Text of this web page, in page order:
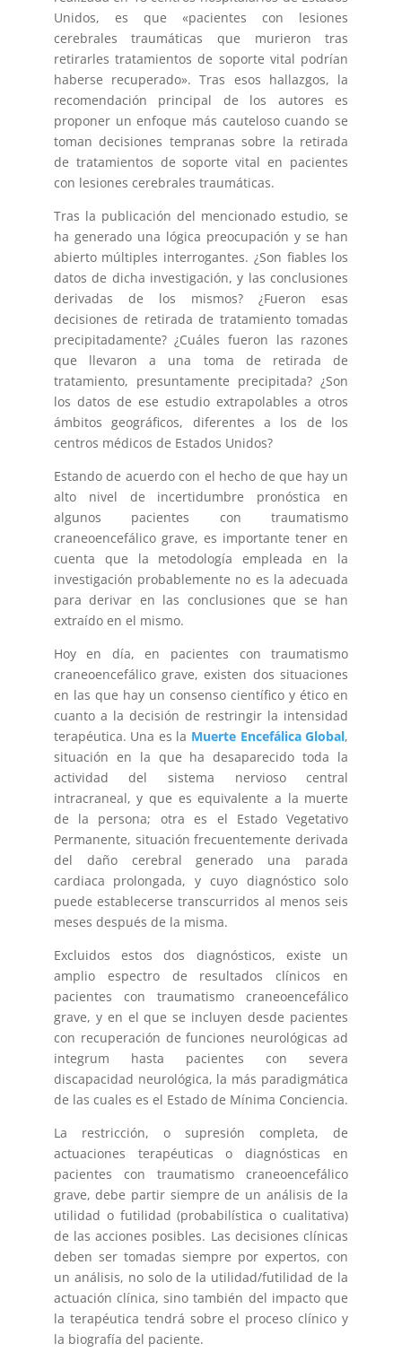
Unidos, es que «pacientes con lesiones
cerebrales traumáticas que murieron tras
retirarles tratamientos de soporte vital podrían
haberse recuperado». Tras esos hallazgos, la
recomendación principal de los autores es
proponer un enfoque más cauteloso cuando se
toman decisiones tempranas sobre la retirada
de tratamientos de soporte vital en pacientes
con lesiones cerebrales traumáticas.
Tras la publicación del mencionado estudio, se
ha generado una lógica preocupación y se han
abierto múltiples interrogantes. ¿Son fiables los
datos de dicha investigación, y las conclusiones
derivadas de los mismos? ¿Fueron esas
decisiones de retirada de tratamiento tomadas
precipitadamente? ¿Cuáles fueron las razones
que llevaron a una toma de retirada de
tratamiento, presuntamente precipitada? ¿Son
los datos de ese estudio extrapolables a otros
ámbitos geográficos, diferentes a los de los
centros médicos de Estados Unidos?
Estando de acuerdo con el hecho de que hay un
alto nivel de incertidumbre pronóstica en
algunos pacientes con traumatismo
craneoencefálico grave, es importante tener en
cuenta que la metodología empleada en la
investigación probablemente no es la adecuada
para derivar en las conclusiones que se han
extraído en el mismo.
Hoy en día, en pacientes con traumatismo
craneoencefálico grave, existen dos situaciones
en las que hay un consenso científico y ético en
cuanto a la decisión de restringir la intensidad
terapéutica. Una es la Muerte Encefálica Global,
situación en la que ha desaparecido toda la
actividad del sistema nervioso central
intracraneal, y que es equivalente a la muerte
de la persona; otra es el Estado Vegetativo
Permanente, situación frecuentemente derivada
del daño cerebral generado una parada
cardiaca prolongada, y cuyo diagnóstico solo
puede establecerse transcurridos al menos seis
meses después de la misma.
Excluidos estos dos diagnósticos, existe un
amplio espectro de resultados clínicos en
pacientes con traumatismo craneoencefálico
grave, y en el que se incluyen desde pacientes
con recuperación de funciones neurológicas ad
integrum hasta pacientes con severa
discapacidad neurológica, la más paradigmática
de las cuales es el Estado de Mínima Conciencia.
La restricción, o supresión completa, de
actuaciones terapéuticas o diagnósticas en
pacientes con traumatismo craneoencefálico
grave, debe partir siempre de un análisis de la
utilidad o futilidad (probabilística o cualitativa)
de las acciones posibles. Las decisiones clínicas
deben ser tomadas siempre por expertos, con
un análisis, no solo de la utilidad/futilidad de la
actuación clínica, sino también del impacto que
la terapéutica tendrá sobre el proceso clínico y
la biografía del paciente.